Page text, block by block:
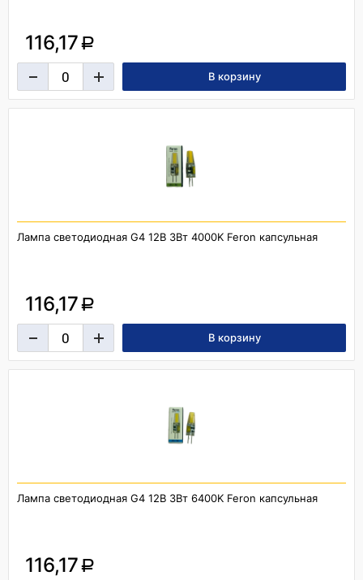
116,17 a
Лампа светодиодная G4 12В 3Вт 4000K Feron капсульная
116,17 a
Лампа светодиодная G4 12В 3Вт 6400K Feron капсульная
116,17 a